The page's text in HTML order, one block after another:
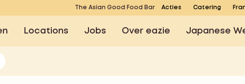
The Asian Good Food Bar Acties Catering
Locations Jobs Over eazie Japanese